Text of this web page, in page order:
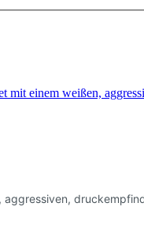
mit einem weißen,